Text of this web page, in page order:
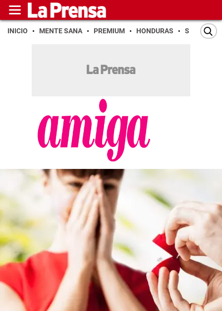
INICIO MENTE SANA PREMIUM HONDURAS SAN PEDRO